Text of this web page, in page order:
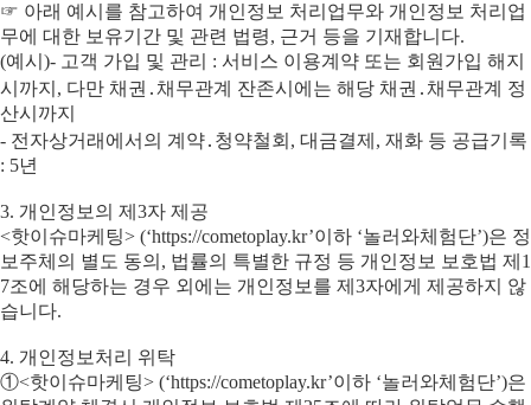
☞ 아래 예시를 참고하여 개인정보 처리업무와 개인정보 처리업
무에 대한 보유기간 및 관련 법령, 근거 등을 기재합니다.
(예시)- 고객 가입 및 관리 : 서비스 이용계약 또는 회원가입 해지
시까지, 다만 채권․채무관계 잔존시에는 해당 채권․채무관계 정
산시까지
- 전자상거래에서의 계약․청약철회, 대금결제, 재화 등 공급기록
: 5년
3. 개인정보의 제3자 제공
<핫이슈마케팅> (‘https://cometoplay.kr’이하 ‘놀러와체험단’)은 정
보주체의 별도 동의, 법률의 특별한 규정 등 개인정보 보호법 제1
7조에 해당하는 경우 외에는 개인정보를 제3자에게 제공하지 않
습니다.
4. 개인정보처리 위탁
①<핫이슈마케팅> (‘https://cometoplay.kr’이하 ‘놀러와체험단’)은